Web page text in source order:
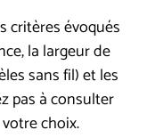
critères évoqués
la largeur de
sans fil) et les
pas à consulter
choix.